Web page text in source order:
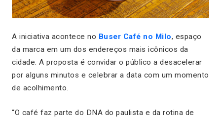
A iniciativa acontece no Buser Café no Milo, espaço
da marca em um dos endereços mais icônicos da
cidade. A proposta é convidar o público a desacelerar
por alguns minutos e celebrar a data com um momento
de acolhimento.
“O café faz parte do DNA do paulista e da rotina de